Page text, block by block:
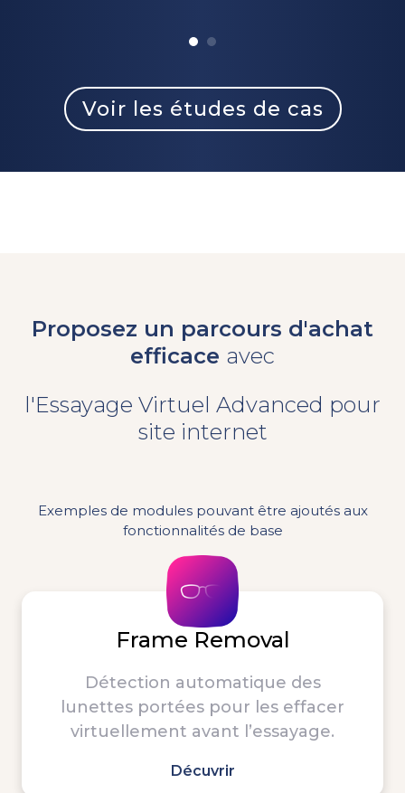
Voir les études de cas
Proposez un parcours d'achat
efficace avec
l'Essayage Virtuel Advanced pour
site internet
Exemples de modules pouvant être ajoutés aux
fonctionnalités de base
Frame Removal
Détection automatique des
lunettes portées pour les effacer
virtuellement avant l’essayage.
Décuvrir